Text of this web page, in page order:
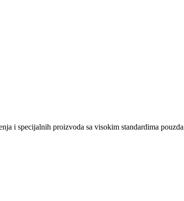
i specijalnih proizvoda sa visokim standardima